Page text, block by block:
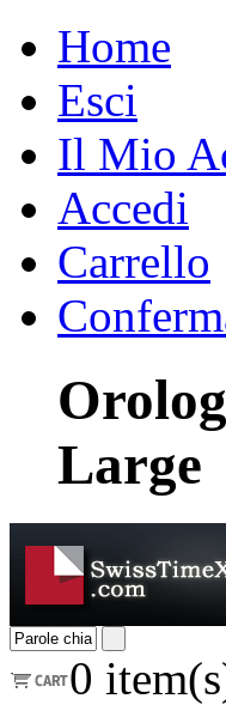
Home
Esci
Il Mio
Accedi
Carrello
Large
0